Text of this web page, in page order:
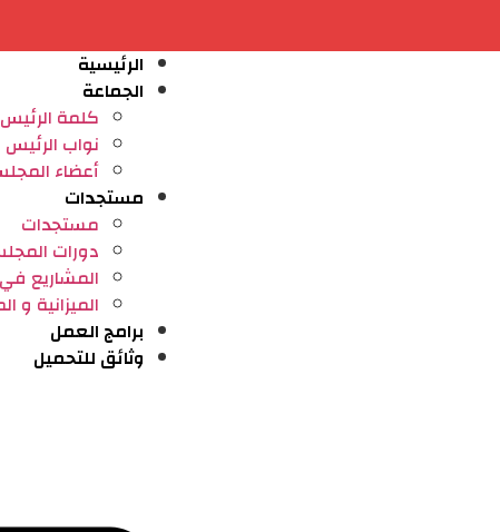
الرئيسية
الجماعة
كلمة الرئيس
نواب الرئيس
أعضاء
مستجدات
مستجدات
دورات
المشاريع في
⁠الميزانية و
برامج العمل
وثائق للتحميل